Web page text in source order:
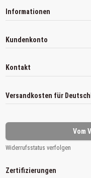
Informationen
Kundenkonto
Kontakt
Versandkosten für
Vom
Widerrufsstatus verfolgen
Zertifizierungen